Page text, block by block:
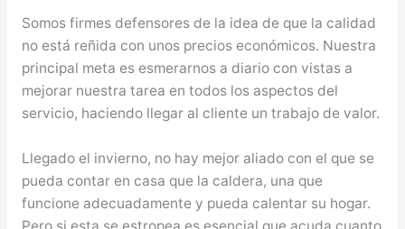
Somos firmes defensores de la idea de que la calidad
no está reñida con unos precios económicos. Nuestra
principal meta es esmerarnos a diario con vistas a
mejorar nuestra tarea en todos los aspectos del
servicio, haciendo llegar al cliente un trabajo de valor.
Llegado el invierno, no hay mejor aliado con el que se
pueda contar en casa que la caldera, una que
funcione adecuadamente y pueda calentar su hogar.
Pero si esta se estropea es esencial que acuda cuanto